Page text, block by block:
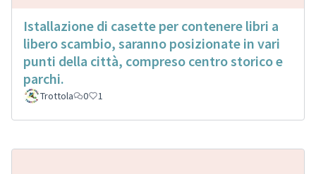
Istallazione di casette per contenere libri a
libero scambio, saranno posizionate in vari
punti della città, compreso centro storico e
parchi.
Trottola 0 1